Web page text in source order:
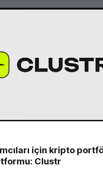
için kripto
Clustr